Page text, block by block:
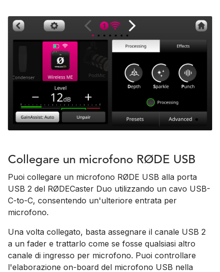
Collegare un microfono RØDE USB
Puoi collegare un microfono RØDE USB alla porta
USB 2 del RØDECaster Duo utilizzando un cavo USB-
C-to-C, consentendo un'ulteriore entrata per
microfono.
Una volta collegato, basta assegnare il canale USB 2
a un fader e trattarlo come se fosse qualsiasi altro
canale di ingresso per microfono. Puoi controllare
l'elaborazione on-board del microfono USB nella